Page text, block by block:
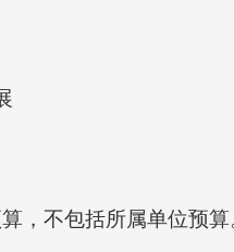
不包括所属单位预算